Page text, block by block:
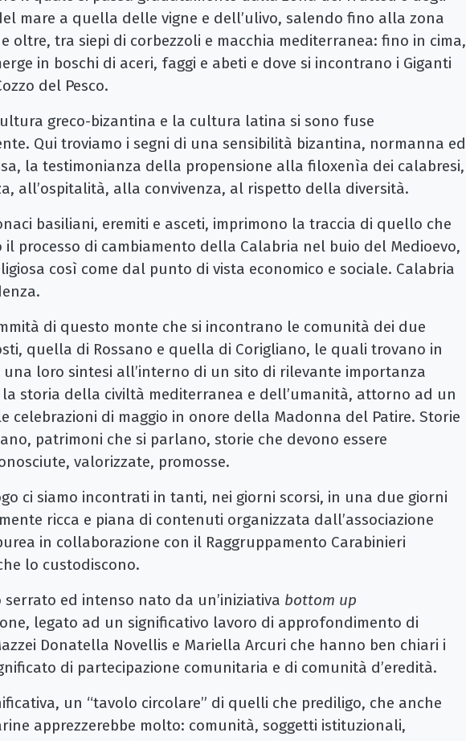
mare a quella delle vigne e dell’ulivo, salendo fino alla zona
oltre, tra siepi di corbezzoli e macchia mediterranea: fino in cima,
in boschi di aceri, faggi e abeti e dove si incontrano i Giganti
del Pesco.
greco-bizantina e la cultura latina si sono fuse
Qui troviamo i segni di una sensibilità bizantina, normanna ed
la testimonianza della propensione alla filoxenìa dei calabresi,
all’ospitalità, alla convivenza, al rispetto della diversità.
basiliani, eremiti e asceti, imprimono la traccia di quello che
il processo di cambiamento della Calabria nel buio del Medioevo,
così come dal punto di vista economico e sociale. Calabria
di questo monte che si incontrano le comunità dei due
quella di Rossano e quella di Corigliano, le quali trovano in
loro sintesi all’interno di un sito di rilevante importanza
storia della civiltà mediterranea e dell’umanità, attorno ad un
celebrazioni di maggio in onore della Madonna del Patire. Storie
patrimoni che si parlano, storie che devono essere
valorizzate, promosse.
ci siamo incontrati in tanti, nei giorni scorsi, in una due giorni
ricca e piana di contenuti organizzata dall’associazione
in collaborazione con il Raggruppamento Carabinieri
lo custodiscono.
ed intenso nato da un’iniziativa bottom up
legato ad un significativo lavoro di approfondimento di
Donatella Novellis e Mariella Arcuri che hanno ben chiari i
di partecipazione comunitaria e di comunità d’eredità.
un “tavolo circolare” di quelli che prediligo, che anche
apprezzerebbe molto: comunità, soggetti istituzionali,